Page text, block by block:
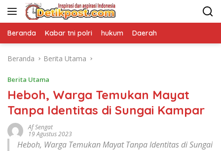
Langsung
Beranda Kabar tni polri hukum Daerah
Beranda Berita Utama
Berita Utama
Heboh, Warga Temukan Mayat
Tanpa Identitas di Sungai Kampar
Af Sengat
19 Agustus 2023
Heboh, Warga Temukan Mayat Tanpa Identitas di Sungai